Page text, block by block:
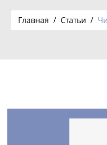
Главная Статьи